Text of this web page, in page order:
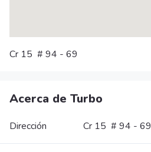
Cr 15 # 94 - 69
Acerca de Turbo
Dirección Cr 15 # 94 - 69